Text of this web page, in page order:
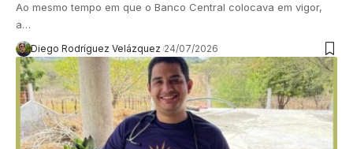
Ao mesmo tempo em que o Banco Central colocava em vigor,
a…
Diego Rodríguez Velázquez 24/07/2026